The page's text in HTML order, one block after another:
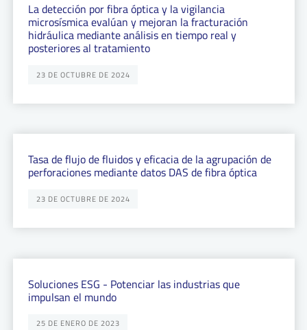
La detección por fibra óptica y la vigilancia
microsísmica evalúan y mejoran la fracturación
hidráulica mediante análisis en tiempo real y
posteriores al tratamiento
23 DE OCTUBRE DE 2024
Tasa de flujo de fluidos y eficacia de la agrupación de
perforaciones mediante datos DAS de fibra óptica
23 DE OCTUBRE DE 2024
Soluciones ESG - Potenciar las industrias que
impulsan el mundo
25 DE ENERO DE 2023